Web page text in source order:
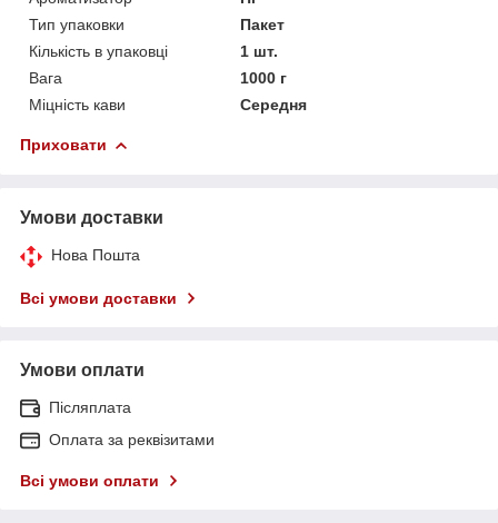
Тип упаковки
Пакет
Кількість в упаковці
1 шт.
Вага
1000 г
Міцність кави
Середня
Приховати
Умови доставки
Нова Пошта
Всі умови доставки
Умови оплати
Післяплата
Оплата за реквізитами
Всі умови оплати